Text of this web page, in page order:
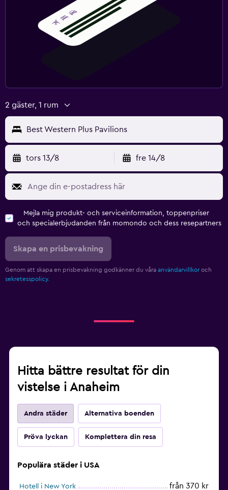
2 gäster, 1 rum
Best Western Plus Pavilions
tors 13/8 fre 14/8
Mejla mig produkt- och serviceinformation, toppenpriser
och specialerbjudanden från momondo och dess resepartners
Skapa en prisbevakning
Genom att skapa en prisbevakning godkänner du våra användarvillkor och
sekretesspolicy.
Hitta bättre resultat för din
vistelse i Anaheim
Andra städer Alternativa boenden
Pröva lyckan Komplettera din resa
Populära städer i USA
Hotell i New York från 370 kr